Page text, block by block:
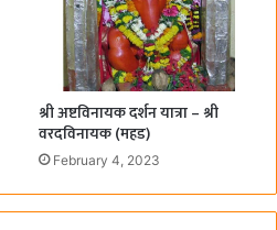
श्री अष्टविनायक दर्शन यात्रा – श्री
वरदविनायक (महड)
February 4, 2023